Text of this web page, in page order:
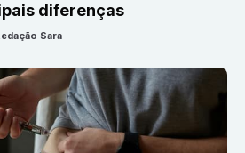
diferenças
Sara